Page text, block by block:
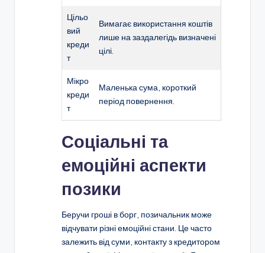
Цільо
вий
креди
т
Вимагає використання коштів
лише на заздалегідь визначені
цілі.
Мікро
креди
т
Маленька сума, короткий
період повернення.
Соціальні та
емоційні аспекти
позики
Беручи гроші в борг, позичальник може
відчувати різні емоційні стани. Це часто
залежить від суми, контакту з кредитором